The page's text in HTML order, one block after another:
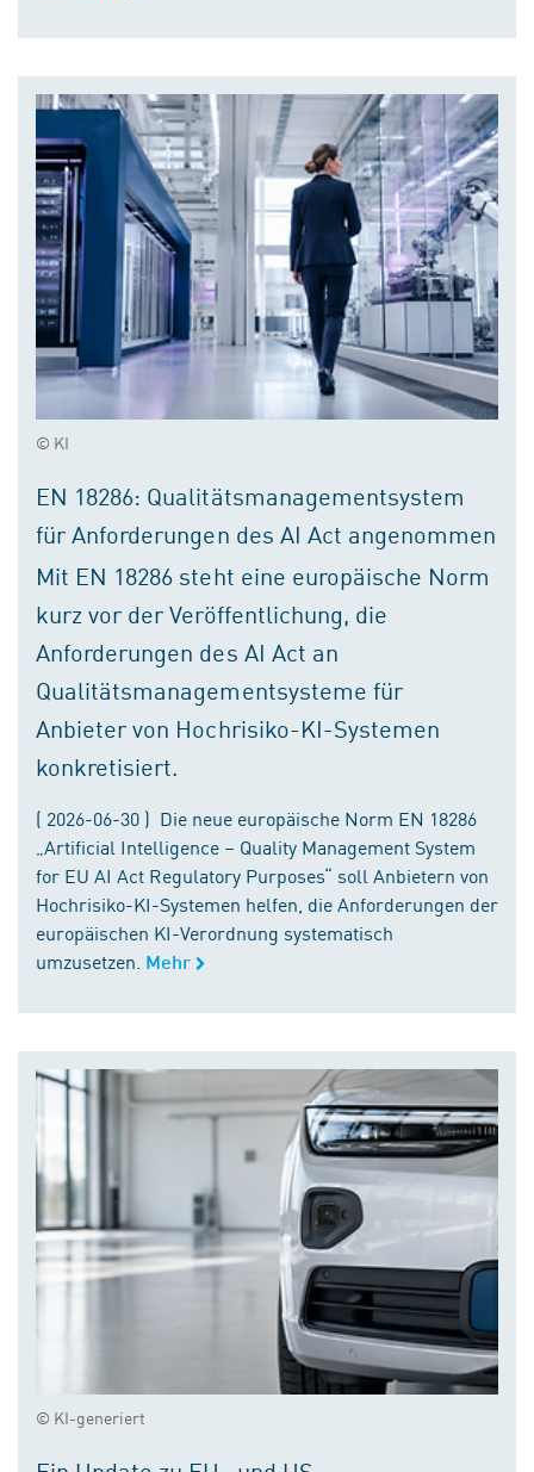
© KI
EN 18286: Qualitätsmanagementsystem
für Anforderungen des AI Act angenommen
Mit EN 18286 steht eine europäische Norm
kurz vor der Veröffentlichung, die
Anforderungen des AI Act an
Qualitätsmanagementsysteme für
Anbieter von Hochrisiko-KI-Systemen
konkretisiert.
( 2026-06-30 ) Die neue europäische Norm EN 18286
„Artificial Intelligence – Quality Management System
for EU AI Act Regulatory Purposes“ soll Anbietern von
Hochrisiko-KI-Systemen helfen, die Anforderungen der
europäischen KI-Verordnung systematisch
umzusetzen. Mehr
© KI-generiert